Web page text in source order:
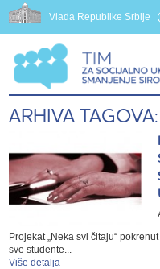
Vlada Republike Srbije
ARHIVA
Projekat „Neka svi čitaju“
sve studente...
Više detalja